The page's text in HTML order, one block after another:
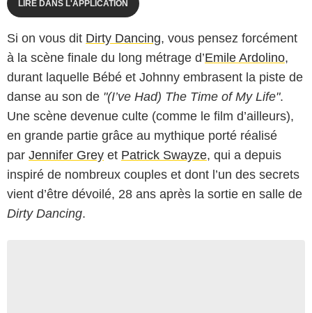
LIRE DANS L'APPLICATION
Si on vous dit Dirty Dancing, vous pensez forcément
à la scène finale du long métrage d’Emile Ardolino,
durant laquelle Bébé et Johnny embrasent la piste de
danse au son de "(I’ve Had) The Time of My Life".
Une scène devenue culte (comme le film d’ailleurs),
en grande partie grâce au mythique porté réalisé
par Jennifer Grey et Patrick Swayze, qui a depuis
inspiré de nombreux couples et dont l’un des secrets
vient d’être dévoilé, 28 ans après la sortie en salle de
Dirty Dancing.